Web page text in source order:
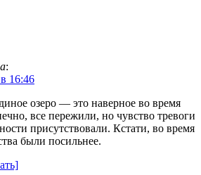
:
16:46
озеро — это наверное во время
все пережили, но чувство тревоги
присутствовали. Кстати, во время
были посильнее.